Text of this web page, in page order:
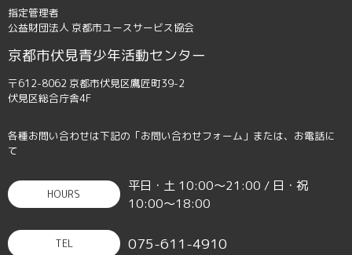
指定管理者
公益財団法人 京都市ユースサービス協会
京都市伏見青少年活動センター
〒612-8062 京都市伏見区鷹匠町39-2
伏見区総合庁舎4F
各種お問い合わせは下記の「お問い合わせフォーム」または、お電話に
て
HOURS
平日・土 10:00〜21:00 / 日・祝
10:00〜18:00
TEL 075-611-4910